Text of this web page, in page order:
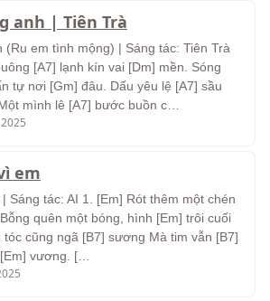
anh | Tiên Trà
(Ru em tình mộng) | Sáng tác: Tiên Trà
[A7] lạnh kín vai [Dm] mền. Sóng
tự nơi [Gm] đâu. Dấu yêu lệ [A7] sầu
mình lê [A7] bước buồn c…
em
Sáng tác: AI 1. [Em] Rót thêm một chén
quên một bóng, hình [Em] trôi cuối
cũng ngã [B7] sương Mà tim vẫn [B7]
vương. […